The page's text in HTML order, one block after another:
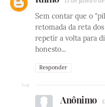
Sem contar que o
retomada da reta
repetir a volta para
honesto...
Responder
Anônimo